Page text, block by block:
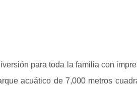
para toda la familia con
acuático de 7,000 metros